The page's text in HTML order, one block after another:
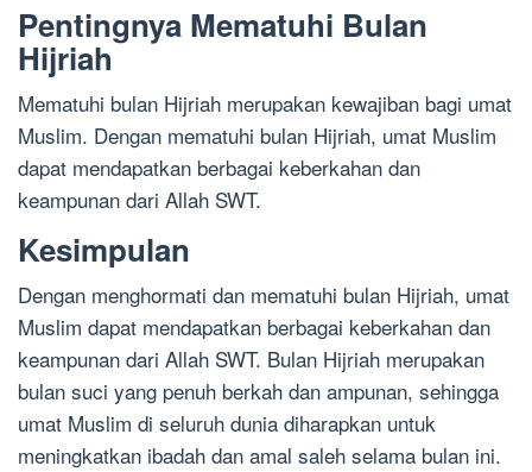
Pentingnya Mematuhi Bulan
Hijriah
Mematuhi bulan Hijriah merupakan kewajiban bagi umat
Muslim. Dengan mematuhi bulan Hijriah, umat Muslim
dapat mendapatkan berbagai keberkahan dan
keampunan dari Allah SWT.
Kesimpulan
Dengan menghormati dan mematuhi bulan Hijriah, umat
Muslim dapat mendapatkan berbagai keberkahan dan
keampunan dari Allah SWT. Bulan Hijriah merupakan
bulan suci yang penuh berkah dan ampunan, sehingga
umat Muslim di seluruh dunia diharapkan untuk
meningkatkan ibadah dan amal saleh selama bulan ini.